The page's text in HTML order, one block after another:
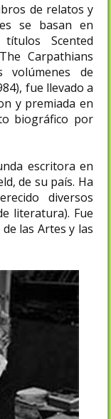
de relatos y
se basan en
Scented
Carpathians
volúmenes de
fue llevado a
y premiada en
biográfico por
escritora en
de su país. Ha
diversos
literatura). Fue
las Artes y las